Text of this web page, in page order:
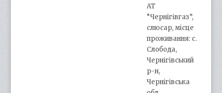
АТ
“Чернігівгаз”,
слюсар, місце
проживання: с.
Слобода,
Чернігівський
р-н,
Чернігівська